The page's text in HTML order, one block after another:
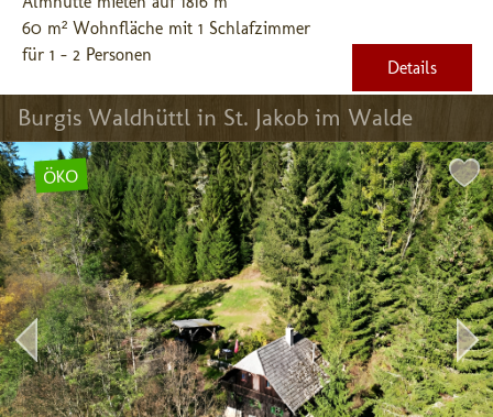
60 m² Wohnfläche mit 1 Schlafzimmer
für 1 - 2 Personen
Details
Burgis Waldhüttl in St. Jakob im Walde
ÖKO